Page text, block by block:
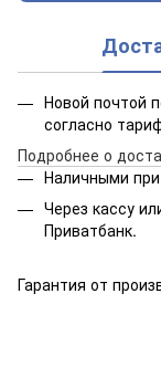
Новой почтой
согласно
Подробнее о
Наличными
Через кассу
Приватбанк.
Гарантия от